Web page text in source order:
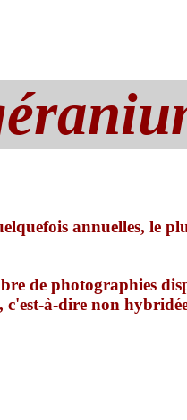
annuelles, le
de photographies
à-dire non